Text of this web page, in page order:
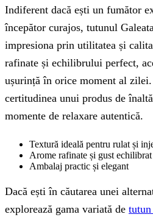
Indiferent dacă ești un fumător
începător curajos, tutunul
impresiona prin utilitatea și
rafinate și echilibrului perfect,
ușurință în orice moment al
certitudinea unui produs de
momente de relaxare autentică.
Textură ideală pentru rulat și
Arome rafinate și gust echilibrat
Ambalaj practic și elegant
Dacă ești în căutarea unei
explorează gama variată de tutun